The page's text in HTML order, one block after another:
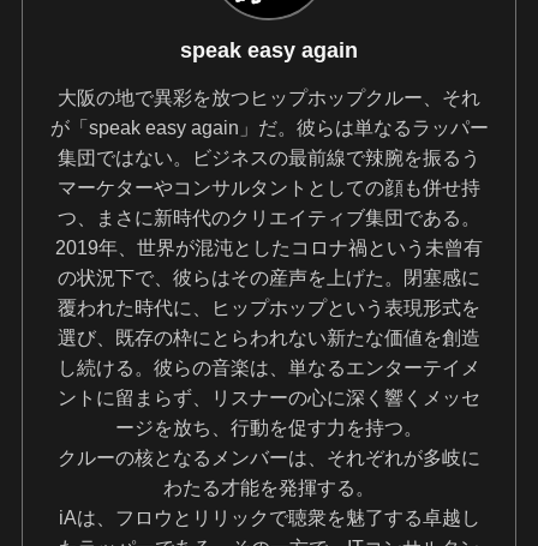
speak easy again
大阪の地で異彩を放つヒップホップクルー、それ
が「speak easy again」だ。彼らは単なるラッパー
集団ではない。ビジネスの最前線で辣腕を振るう
マーケターやコンサルタントとしての顔も併せ持
つ、まさに新時代のクリエイティブ集団である。
2019年、世界が混沌としたコロナ禍という未曾有
の状況下で、彼らはその産声を上げた。閉塞感に
覆われた時代に、ヒップホップという表現形式を
選び、既存の枠にとらわれない新たな価値を創造
し続ける。彼らの音楽は、単なるエンターテイメ
ントに留まらず、リスナーの心に深く響くメッセ
ージを放ち、行動を促す力を持つ。
クルーの核となるメンバーは、それぞれが多岐に
わたる才能を発揮する。
iAは、フロウとリリックで聴衆を魅了する卓越し